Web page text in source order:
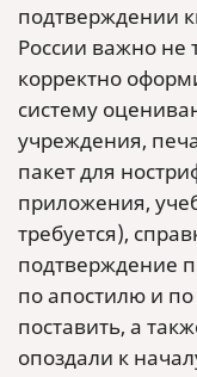
подтверждении
России важно не
корректно
систему
учреждения,
пакет для
приложения,
требуется),
подтверждение
по апостилю и
поставить, а
опоздали к